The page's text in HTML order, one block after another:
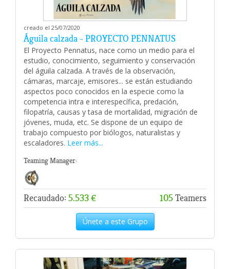
creado el 25/07/2020
Águila calzada - PROYECTO PENNATUS
El Proyecto Pennatus, nace como un medio para el
estudio, conocimiento, seguimiento y conservación
del águila calzada. A través de la observación,
cámaras, marcaje, emisores... se están estudiando
aspectos poco conocidos en la especie como la
competencia intra e interespecífica, predación,
filopatría, causas y tasa de mortalidad, migración de
jóvenes, muda, etc. Se dispone de un equipo de
trabajo compuesto por biólogos, naturalistas y
escaladores. Leer más...
Teaming Manager:
Recaudado: 5.533 € 105Teamers
Únete a este Grupo